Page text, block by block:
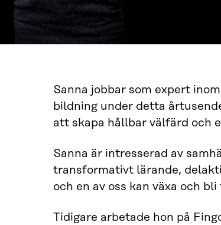
Sanna jobbar som expert
bildning under detta
att skapa hållbar välfärd och
Sanna är intresserad av
transformativt lärande,
och en av oss kan växa och
Tidigare arbetade hon på